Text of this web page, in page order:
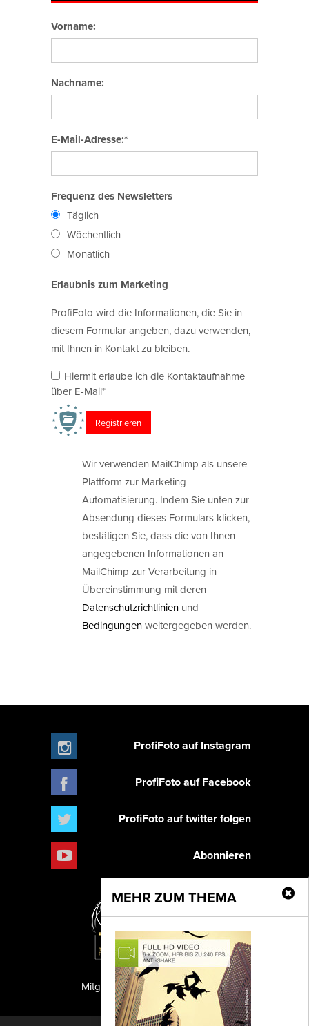
Vorname:
Nachname:
E-Mail-Adresse:*
Frequenz des Newsletters
Täglich
Wöchentlich
Monatlich
Erlaubnis zum Marketing
ProfiFoto wird die Informationen, die Sie in
diesem Formular angeben, dazu verwenden,
mit Ihnen in Kontakt zu bleiben.
Hiermit erlaube ich die Kontaktaufnahme
über E-Mail*
Wir verwenden MailChimp als unsere
Plattform zur Marketing-
Automatisierung. Indem Sie unten zur
Absendung dieses Formulars klicken,
bestätigen Sie, dass die von Ihnen
angegebenen Informationen an
MailChimp zur Verarbeitung in
Übereinstimmung mit deren
Datenschutzrichtlinien und
Bedingungenweitergegeben werden.
MEHR ZUM THEMA
ProfiFoto auf Instagram
ProfiFoto auf Facebook
ProfiFoto auf twitter folgen
Abonnieren
PF Publishing GmbH
Mitglied der TIPA